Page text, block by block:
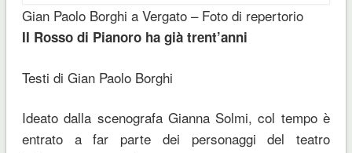
Gian Paolo Borghi a Vergato – Foto di repertorio
II Rosso di Pianoro ha già trent’anni
Testi di Gian Paolo Borghi
Ideato dalla scenografa Gianna Solmi, col tempo è
entrato a far parte dei personaggi del teatro